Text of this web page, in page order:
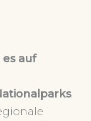
auf
.